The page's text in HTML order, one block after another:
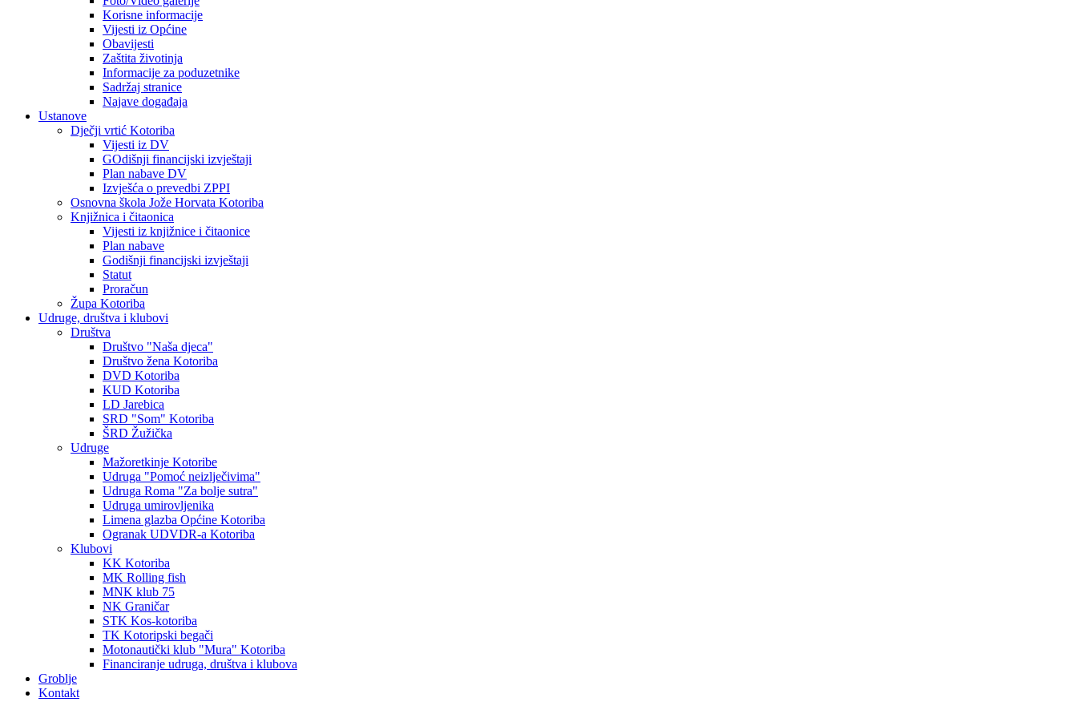
Korisne informacije
Vijesti iz Općine
Obavijesti
Zaštita životinja
Informacije za poduzetnike
Sadržaj stranice
Najave događaja
Ustanove
Dječji vrtić Kotoriba
Vijesti iz DV
GOdišnji financijski izvještaji
Plan nabave DV
Izvješća o prevedbi ZPPI
Osnovna škola Jože Horvata Kotoriba
Knjižnica i čitaonica
Vijesti iz knjižnice i čitaonice
Plan nabave
Godišnji financijski izvještaji
Statut
Proračun
Župa Kotoriba
Udruge, društva i klubovi
Društva
Društvo "Naša djeca"
Društvo žena Kotoriba
DVD Kotoriba
KUD Kotoriba
LD Jarebica
SRD "Som" Kotoriba
ŠRD Žužička
Udruge
Mažoretkinje Kotoribe
Udruga "Pomoć neizlječivima"
Udruga Roma "Za bolje sutra"
Udruga umirovljenika
Limena glazba Općine Kotoriba
Ogranak UDVDR-a Kotoriba
Klubovi
KK Kotoriba
MK Rolling fish
MNK klub 75
NK Graničar
STK Kos-kotoriba
TK Kotoripski begači
Motonautički klub "Mura" Kotoriba
Financiranje udruga, društva i klubova
Groblje
Kontakt